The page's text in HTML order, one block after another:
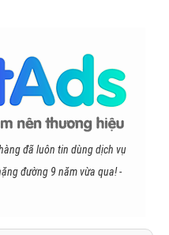
đã luôn tin dùng dịch vụ
đường 9 năm vừa qua! -